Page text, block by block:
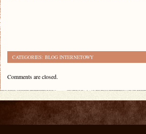
CATEGORIES: BLOG INTERNETOWY
Comments are closed.